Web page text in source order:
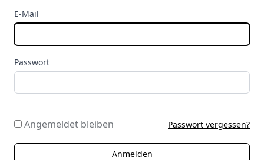
E-Mail
Passwort
Angemeldet bleiben Passwort vergessen?